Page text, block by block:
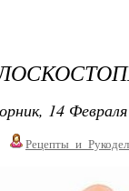
14